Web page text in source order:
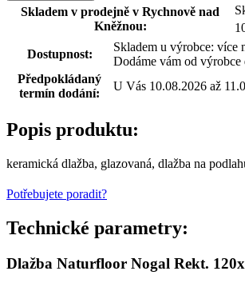
Skladem v prodejně v Rychnově nad
Kněžnou:
Dostupnost:
Skladem u výrobce: více
Dodáme vám od výrobce
Předpokládaný
termín dodání:
U Vás 10.08.2026 až
Popis produktu:
keramická dlažba, glazovaná, dlažba na
Potřebujete poradit?
Technické parametry:
Dlažba Naturfloor Nogal Rekt.